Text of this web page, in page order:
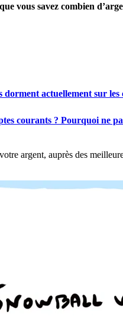
vous savez combien
actuellement sur les
courants ? Pourquoi ne
argent, auprès des